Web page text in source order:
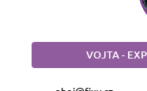
VOJTA -